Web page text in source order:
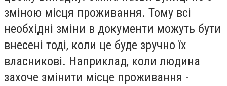
зміною місця проживання. Тому всі
необхідні зміни в документи можуть бути
внесені тоді, коли це буде зручно їх
власникові. Наприклад, коли людина
захоче змінити місце проживання -